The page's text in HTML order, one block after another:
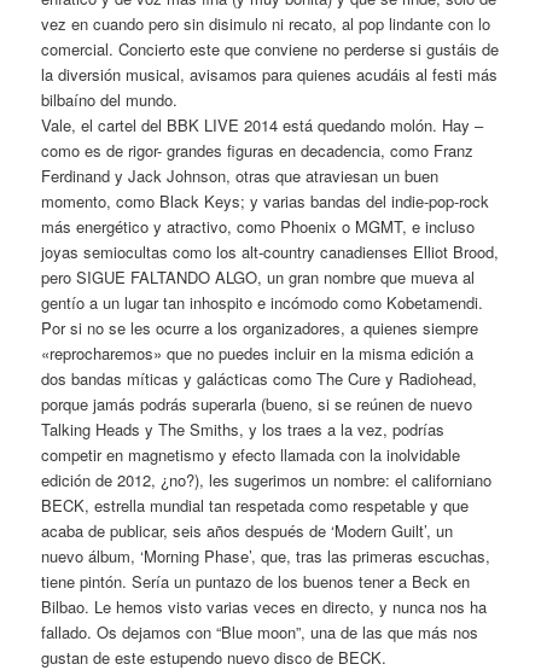
vez en cuando pero sin disimulo ni recato, al pop lindante con lo
comercial. Concierto este que conviene no perderse si gustáis de
la diversión musical, avisamos para quienes acudáis al festi más
bilbaíno del mundo.
Vale, el cartel del BBK LIVE 2014 está quedando molón. Hay –
como es de rigor- grandes figuras en decadencia, como Franz
Ferdinand y Jack Johnson, otras que atraviesan un buen
momento, como Black Keys; y varias bandas del indie-pop-rock
más energético y atractivo, como Phoenix o MGMT, e incluso
joyas semiocultas como los alt-country canadienses Elliot Brood,
pero SIGUE FALTANDO ALGO, un gran nombre que mueva al
gentío a un lugar tan inhospito e incómodo como Kobetamendi.
Por si no se les ocurre a los organizadores, a quienes siempre
«reprocharemos» que no puedes incluir en la misma edición a
dos bandas míticas y galácticas como The Cure y Radiohead,
porque jamás podrás superarla (bueno, si se reúnen de nuevo
Talking Heads y The Smiths, y los traes a la vez, podrías
competir en magnetismo y efecto llamada con la inolvidable
edición de 2012, ¿no?), les sugerimos un nombre: el californiano
BECK, estrella mundial tan respetada como respetable y que
acaba de publicar, seis años después de ‘Modern Guilt’, un
nuevo álbum, ‘Morning Phase’, que, tras las primeras escuchas,
tiene pintón. Sería un puntazo de los buenos tener a Beck en
Bilbao. Le hemos visto varias veces en directo, y nunca nos ha
fallado. Os dejamos con “Blue moon”, una de las que más nos
gustan de este estupendo nuevo disco de BECK.